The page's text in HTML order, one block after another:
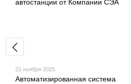
21 ноября 2025
Автоматизированная система